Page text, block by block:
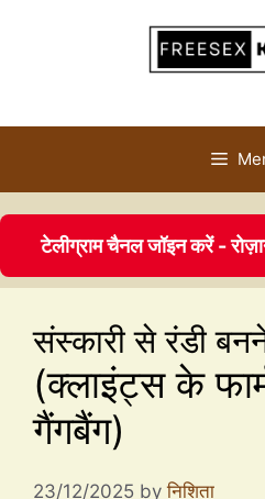
टेलीग्राम चैनल जॉइन करें -
संस्कारी से रंडी
(क्लाइंट्स के
गैंगबैंग)
23/12/2025 byनिशिता